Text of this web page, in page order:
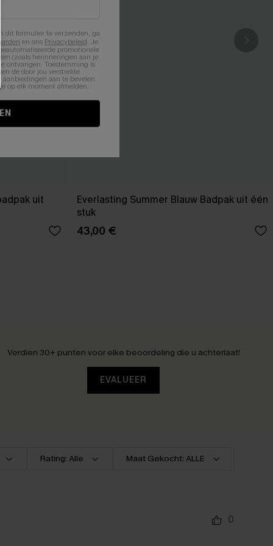
uit
Everlasting Summer Blauw Badpak uit één
stuk
43,00 €
Verdien 30+ punten voor elke beoordeling die u achterlaat!
EVALUEER
Rating: Alle Maat Gekocht: ALLE
0
dit formulier te verzenden, ga
en ons Privacybeleid. Je
promotionele
(zoals herinneringen aan je
ontvangen. Toestemming is
de door jou verstrekte
aanbiedingen aan te bevelen
op elk moment afmelden.